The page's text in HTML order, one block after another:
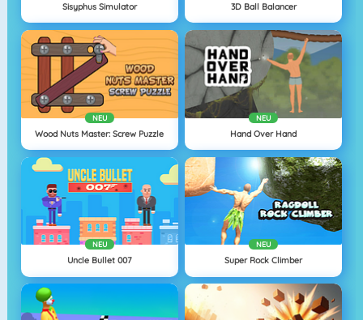
Sisyphus Simulator 3D Ball Balancer
NEU
Wood Nuts Master: Screw Puzzle
NEU
Hand Over Hand
NEU
Uncle Bullet 007
NEU
Super Rock Climber